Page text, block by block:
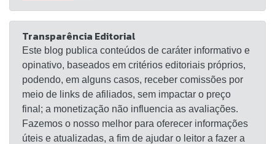
modos de captura ou ajustar suas preferências na
câmera.
Transparência Editorial
Este blog publica conteúdos de caráter informativo e
opinativo, baseados em critérios editoriais próprios,
podendo, em alguns casos, receber comissões por
meio de links de afiliados, sem impactar o preço
final; a monetização não influencia as avaliações.
Fazemos o nosso melhor para oferecer informações
úteis e atualizadas, a fim de ajudar o leitor a fazer a